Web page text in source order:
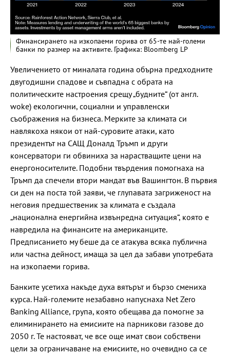
Финансирането на изкопаеми горива от 65-те най-големи
банки по размер на активите. Графика: Bloomberg LP
Увеличението от миналата година обърна предходните
двугодишни спадове и съвпадна с обрата на
политическите настроения срещу „будните“ (от англ.
woke) екологични, социални и управленски
съображения на бизнеса. Мерките за климата си
навлякоха някои от най-суровите атаки, като
президентът на САЩ Доналд Тръмп и други
консерватори ги обвиниха за нарастващите цени на
енергоносителите. Подобни твърдения помогнаха на
Тръмп да спечели втори мандат във Вашингтон. В първия
си ден на поста той заяви, че глупавата загриженост на
неговия предшественик за климата е създала
„национална енергийна извънредна ситуация“, която е
навредила на финансите на американците.
Предписанието му беше да се атакува всяка публична
или частна дейност, имаща за цел да забави употребата
на изкопаеми горива.
Банките усетиха накъде духа вятърът и бързо смениха
курса. Най-големите незабавно напуснаха Net Zero
Banking Alliance, група, която обещава да помогне за
елиминирането на емисиите на парникови газове до
2050 г. Те настояват, че все още имат свои собствени
цели за ограничаване на емисиите, но очевидно са се